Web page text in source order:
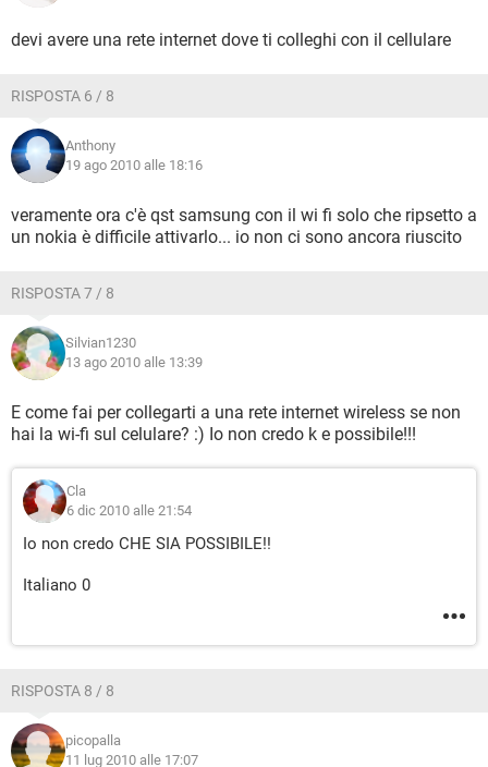
devi avere una rete internet dove ti colleghi con il cellulare
RISPOSTA 6 / 8
Anthony
19 ago 2010 alle 18:16
veramente ora c'è qst samsung con il wi fi solo che ripsetto a
un nokia è difficile attivarlo... io non ci sono ancora riuscito
RISPOSTA 7 / 8
Silvian1230
13 ago 2010 alle 13:39
E come fai per collegarti a una rete internet wireless se non
hai la wi-fi sul celulare? :) Io non credo k e possibile!!!
Cla
6 dic 2010 alle 21:54
Io non credo CHE SIA POSSIBILE!!
Italiano 0
RISPOSTA 8 / 8
picopalla
11 lug 2010 alle 17:07